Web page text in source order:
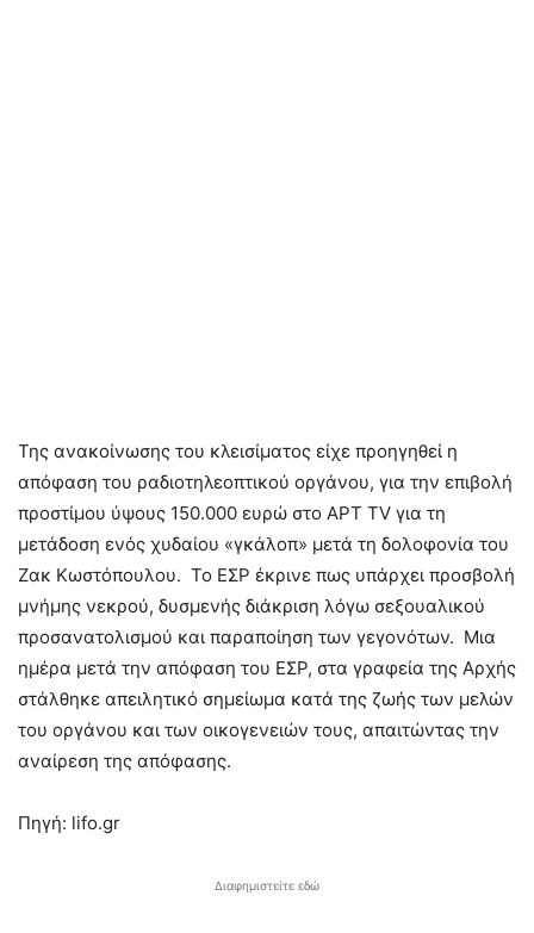
Της ανακοίνωσης του κλεισίματος είχε προηγηθεί η
απόφαση του ραδιοτηλεοπτικού οργάνου, για την επιβολή
προστίμου ύψους 150.000 ευρώ στο ΑΡΤ TV για τη
μετάδοση ενός χυδαίου «γκάλοπ» μετά τη δολοφονία του
Ζακ Κωστόπουλου. Το ΕΣΡ έκρινε πως υπάρχει προσβολή
μνήμης νεκρού, δυσμενής διάκριση λόγω σεξουαλικού
προσανατολισμού και παραποίηση των γεγονότων. Μια
ημέρα μετά την απόφαση του ΕΣΡ, στα γραφεία της Αρχής
στάλθηκε απειλητικό σημείωμα κατά της ζωής των μελών
του οργάνου και των οικογενειών τους, απαιτώντας την
αναίρεση της απόφασης.
Πηγή: lifo.gr
Διαφημιστείτε εδώ